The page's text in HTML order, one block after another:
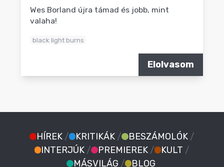
Wes Borland újra támad és jobb, mint
valaha!
black light burns
Elolvasom
HÍREK / KRITIKÁK / BESZÁMOLÓK /
INTERJÚK / PREMIEREK / KULT /
MÁSVILÁG / BLOG